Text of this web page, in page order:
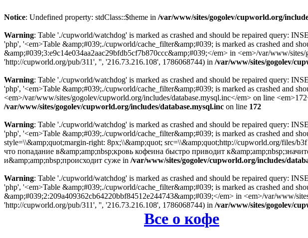
Notice: Undefined property: stdClass::$theme in /var/www/sites/gogolev/cupworld.org/
Warning: Table './cupworld/watchdog' is marked as crashed and should be repaired query:
'php', '<em>Table &amp;#039;./cupworld/cache_filter&amp;#039; is marked as crashed and
&amp;#039;3:e9c14e034aa2aac29bfdb5cf7b870ccc&amp;#039;</em> in <em>/var/www/
'http://cupworld.org/pub/311', '', '216.73.216.108', 1786068744) in /var/www/sites/gogolev/
Warning: Table './cupworld/watchdog' is marked as crashed and should be repaired query:
'php', '<em>Table &amp;#039;./cupworld/cache_filter&amp;#039; is marked as crashed and
<em>/var/www/sites/gogolev/cupworld.org/includes/database.mysql.inc</em> on line
/var/www/sites/gogolev/cupworld.org/includes/database.mysql.inc on line 172
Warning: Table './cupworld/watchdog' is marked as crashed and should be repaired query:
'php', '<em>Table &amp;#039;./cupworld/cache_filter&amp;#039; is marked as crashed and
style=\\&amp;quot;margin-right: 8px;\\&amp;quot; src=\\&amp;quot;http://cupworld.org/files/
что попадание в&amp;amp;nbsp;кровь кофеина быстро приводит
и&amp;amp;nbsp;происходит суже in /var/www/sites/gogolev/cupworld.org/includes/
Warning: Table './cupworld/watchdog' is marked as crashed and should be repaired query:
'php', '<em>Table &amp;#039;./cupworld/cache_filter&amp;#039; is marked as crashed and
&amp;#039;2:209a409362cb64220bbf84512e244743&amp;#039;</em> in <em>/var/www/
'http://cupworld.org/pub/311', '', '216.73.216.108', 1786068744) in /var/www/sites/gogolev/
Все о кофе